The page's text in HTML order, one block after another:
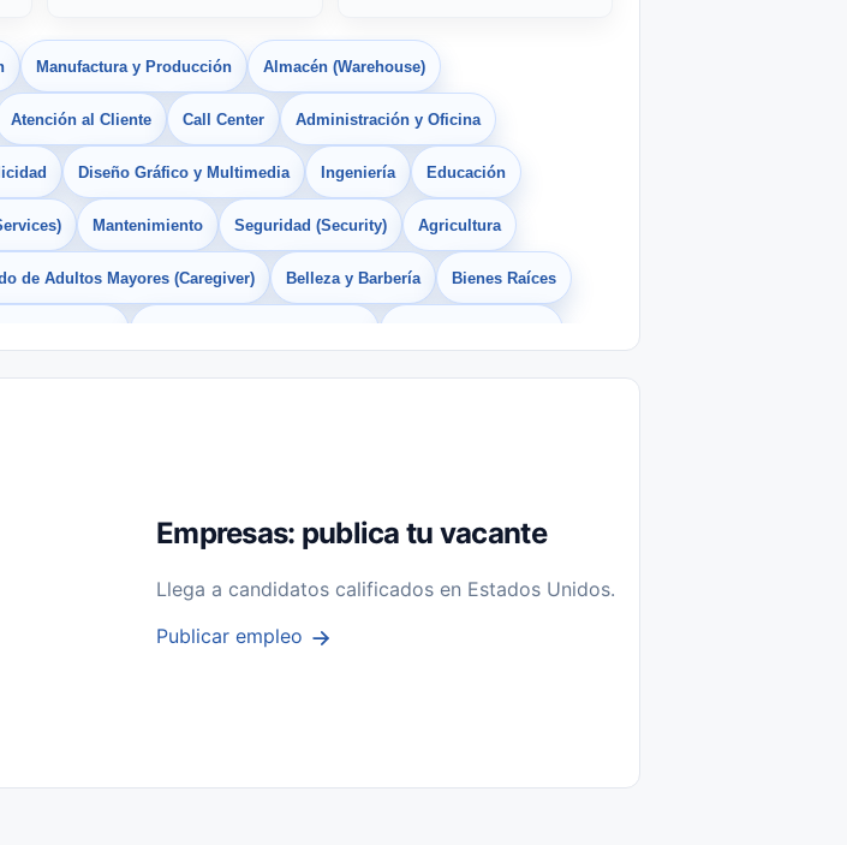
Manufactura y Producción Almacén (Warehouse)
Atención al Cliente Call Center Administración y Oficina
Diseño Gráfico y Multimedia Ingeniería Educación
Mantenimiento Seguridad (Security) Agricultura
de Adultos Mayores (Caregiver) Belleza y Barbería Bienes Raíces
Empleos Bilingües (English/Spanish) Sin Experiencia
Empresas: publica tu vacante
Llega a candidatos calificados en Estados Unidos.
Publicar empleo